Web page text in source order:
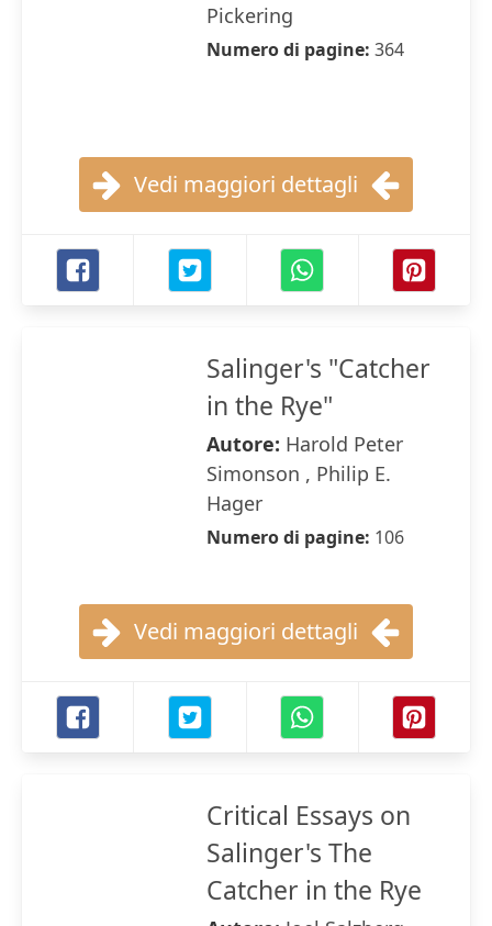
Pickering
Numero di pagine: 364
Vedi maggiori dettagli
Salinger's "Catcher
in the Rye"
Autore: Harold Peter
Simonson , Philip E.
Hager
Numero di pagine: 106
Vedi maggiori dettagli
Critical Essays on
Salinger's The
Catcher in the Rye